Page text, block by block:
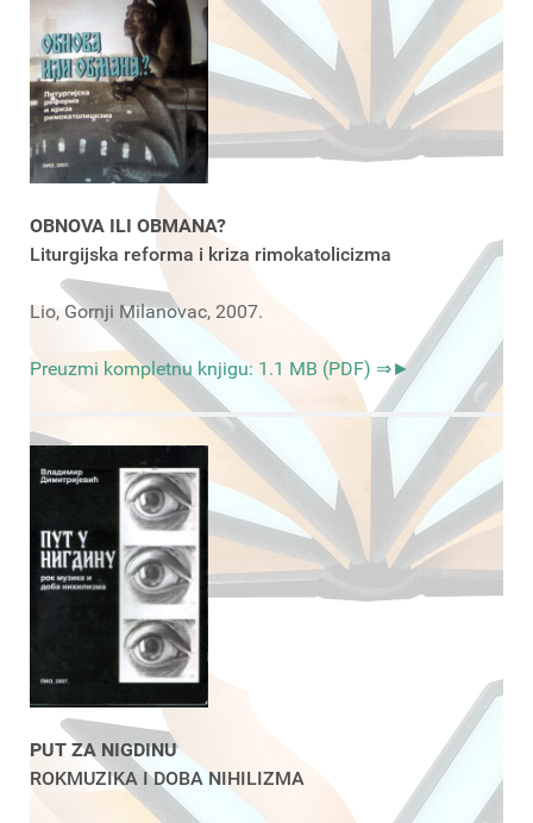
OBNOVA ILI OBMANA?
Liturgijska reforma i kriza rimokatolicizma
Lio, Gornji Milanovac, 2007.
Preuzmi kompletnu knjigu: 1.1 MB (PDF) ⇒►
PUT ZA NIGDINU
ROKMUZIKA I DOBA NIHILIZMA